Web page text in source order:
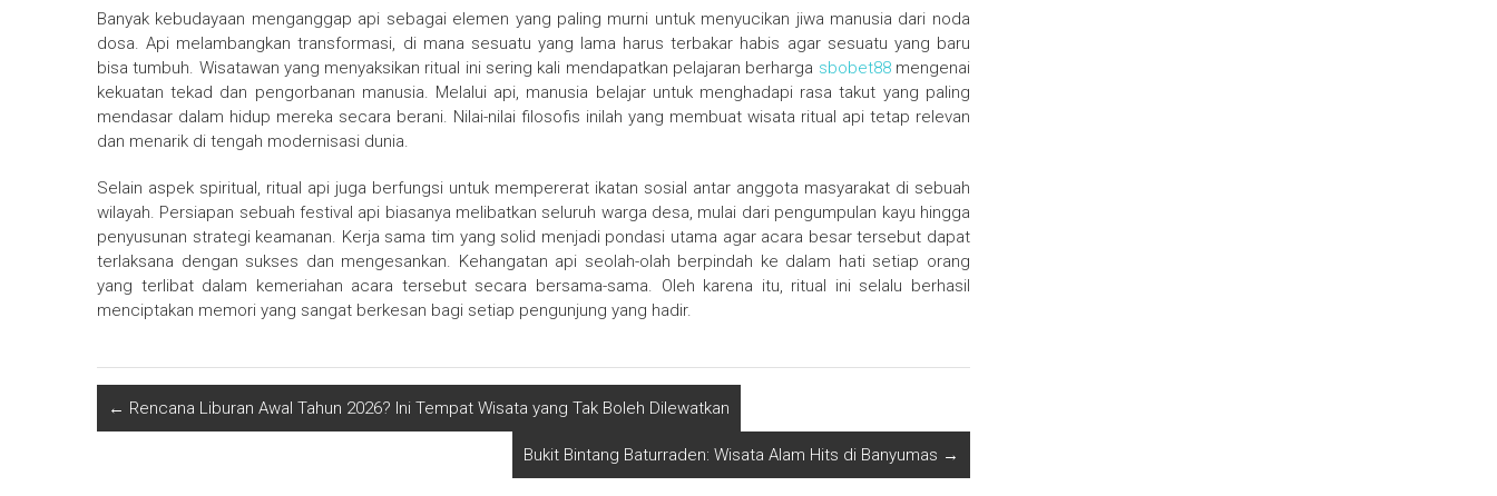
Banyak kebudayaan menganggap api sebagai elemen yang paling murni untuk menyucikan jiwa manusia dari noda
dosa. Api melambangkan transformasi, di mana sesuatu yang lama harus terbakar habis agar sesuatu yang baru
bisa tumbuh. Wisatawan yang menyaksikan ritual ini sering kali mendapatkan pelajaran berharga sbobet88mengenai
kekuatan tekad dan pengorbanan manusia. Melalui api, manusia belajar untuk menghadapi rasa takut yang paling
mendasar dalam hidup mereka secara berani. Nilai-nilai filosofis inilah yang membuat wisata ritual api tetap relevan
dan menarik di tengah modernisasi dunia.
Selain aspek spiritual, ritual api juga berfungsi untuk mempererat ikatan sosial antar anggota masyarakat di sebuah
wilayah. Persiapan sebuah festival api biasanya melibatkan seluruh warga desa, mulai dari pengumpulan kayu hingga
penyusunan strategi keamanan. Kerja sama tim yang solid menjadi pondasi utama agar acara besar tersebut dapat
terlaksana dengan sukses dan mengesankan. Kehangatan api seolah-olah berpindah ke dalam hati setiap orang
yang terlibat dalam kemeriahan acara tersebut secara bersama-sama. Oleh karena itu, ritual ini selalu berhasil
menciptakan memori yang sangat berkesan bagi setiap pengunjung yang hadir.
← Rencana Liburan Awal Tahun 2026? Ini Tempat Wisata yang Tak Boleh Dilewatkan
Bukit Bintang Baturraden: Wisata Alam Hits di Banyumas →